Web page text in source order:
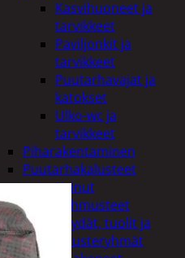
Kasvihuoneet ja
tarvikkeet
Paviljonkit ja
tarvikkeet
Puutarhavajat ja
katokset
Ulko-wc ja
tarvikkeet
Piharakentaminen
Puutarhakalusteet
Keinut
Pehmusteet
Pöydät, tuolit ja
kalusteryhmät